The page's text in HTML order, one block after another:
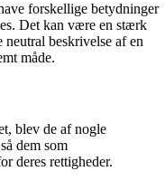
forskellige betydninger
Det kan være en stærk
neutral beskrivelse af en
måde.
blev de af nogle
dem som
deres rettigheder.